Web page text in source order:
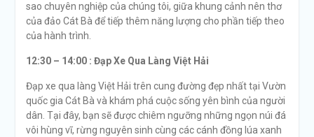
sao chuyên nghiệp của chúng tôi, giữa khung cảnh nên thơ
của đảo Cát Bà để tiếp thêm năng lượng cho phần tiếp theo
của hành trình.
12:30 – 14:00 : Đạp Xe Qua Làng Việt Hải
Đạp xe qua làng Việt Hải trên cung đường đẹp nhất tại Vườn
quốc gia Cát Bà và khám phá cuộc sống yên bình của người
dân. Tại đây, bạn sẽ được chiêm ngưỡng những ngọn núi đá
vôi hùng vĩ, rừng nguyên sinh cùng các cánh đồng lúa xanh